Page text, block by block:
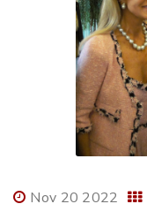
Nov 20 2022